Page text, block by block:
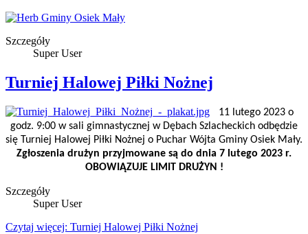
Szczegóły
Super User
Turniej Halowej Piłki Nożnej
11 lutego 2023 o
godz. 9:00 w sali gimnastycznej w Dębach Szlacheckich odbędzie
się Turniej Halowej Piłki Nożnej o Puchar Wójta Gminy Osiek Mały.
Zgłoszenia drużyn przyjmowane są do dnia 7 lutego 2023 r.
OBOWIĄZUJE LIMIT DRUŻYN !
Szczegóły
Super User
Czytaj więcej: Turniej Halowej Piłki Nożnej